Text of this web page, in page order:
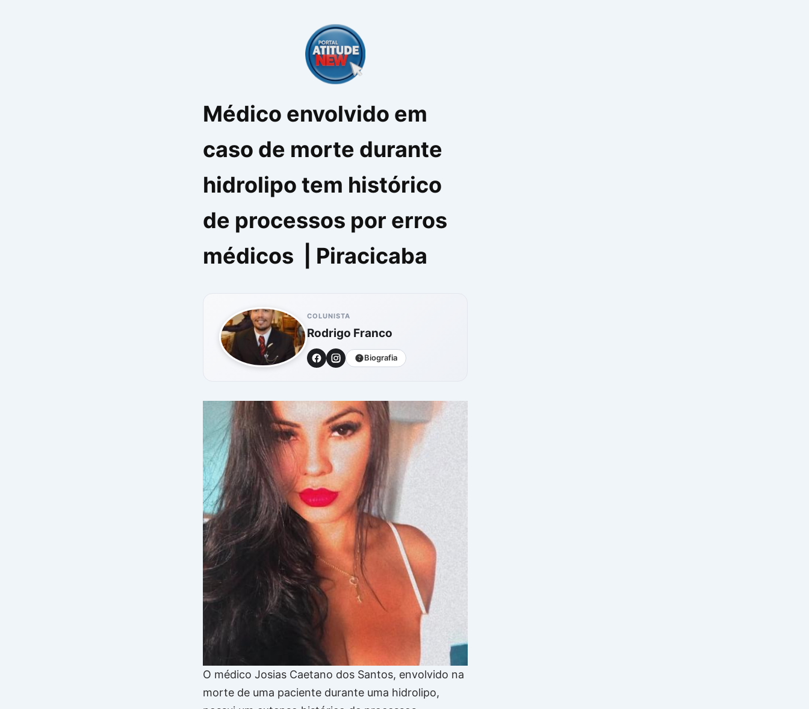
Médico envolvido em
caso de morte durante
hidrolipo tem histórico
de processos por erros
médicos | Piracicaba
COLUNISTA
Rodrigo Franco
Biografia
O médico Josias Caetano dos Santos, envolvido na
morte de uma paciente durante uma hidrolipo,